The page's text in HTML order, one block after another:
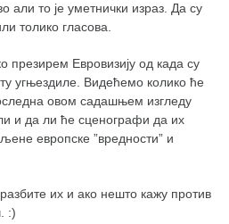
али то је уметнички израз. Да су
толико гласова.
презирем Евровизију од када су
угњездиле. Видећемо колико ће
овом садашњем изгледу
и да ли ће сценографи да их
европске ”вредности” и
их и ако нешто кажу против
:)